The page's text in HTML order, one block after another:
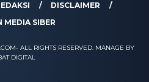
DISCLAIMER
MEDIA SIBER
ALL RIGHTS RESERVED. MANAGE BY
DIGITAL